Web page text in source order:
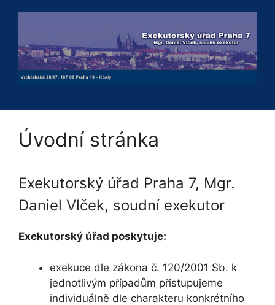
Úvodní stránka
Exekutorský úřad Praha 7, Mgr.
Daniel Vlček, soudní exekutor
Exekutorský úřad poskytuje:
exekuce dle zákona č. 120/2001 Sb. k
jednotlivým případům přistupujeme
individuálně dle charakteru konkrétního